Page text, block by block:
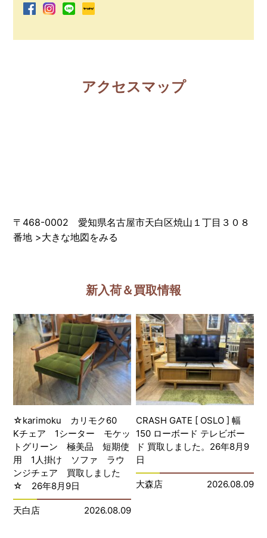
アクセスマップ
〒468-0002 愛知県名古屋市天白区焼山１丁目３０８
番地 >大きな地図をみる
新入荷＆買取情報
☆karimoku カリモク60
Kチェア 1シーター モケッ
トグリーン 極美品 短期使
用 1人掛け ソファ ラウ
ンジチェア 買取しました
☆ 26年8月9日
天白店 2026.08.09
CRASH GATE [ OSLO ] 幅
150 ローボード テレビボー
ド 買取しました。26年8月9
日
大森店 2026.08.09